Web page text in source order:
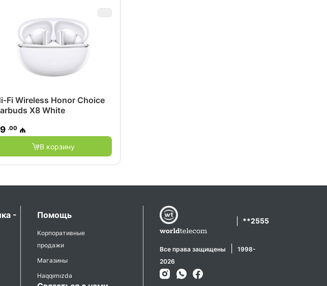
Fi Wireless Honor Choice
X8 White
.00 ₼
В корзину
-
Помощь
Корпоративные
продажи
Магазины
Haqqımızda
**2555
Все права защищены
1998-
2026